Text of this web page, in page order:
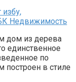
Недвижимость
дом из дерева
единственное
по
построен в стиле